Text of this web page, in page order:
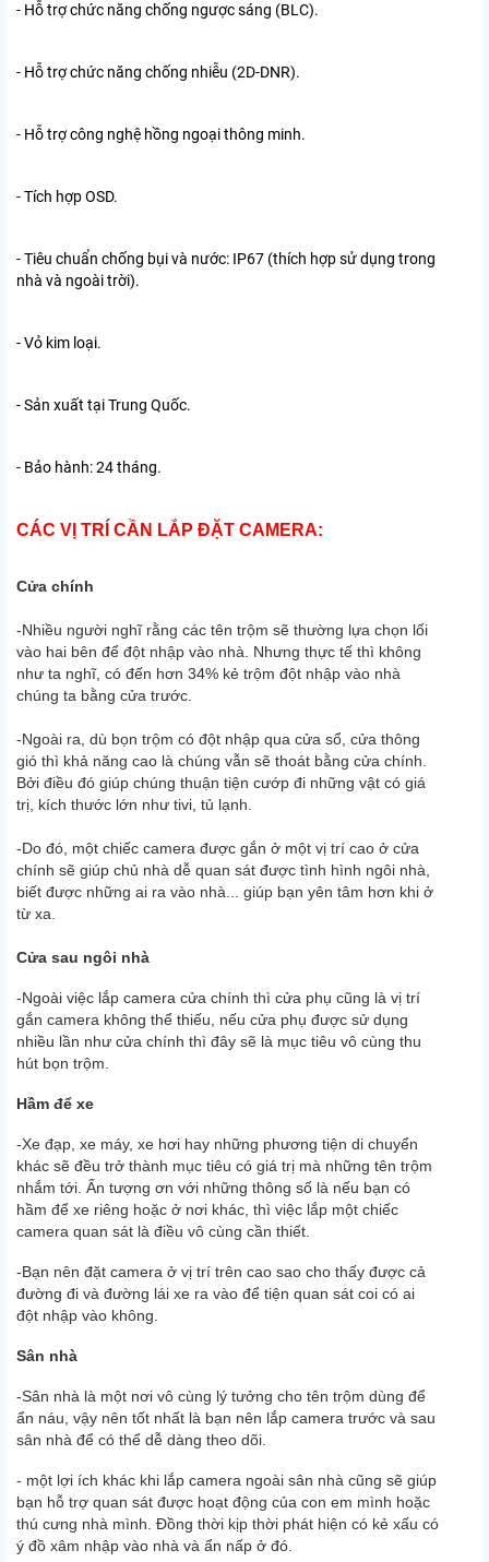
- Hỗ trợ chức năng chống ngược sáng (BLC).
- Hỗ trợ chức năng chống nhiễu (2D-DNR).
- Hỗ trợ công nghệ hồng ngoại thông minh.
- Tích hợp OSD.
- Tiêu chuẩn chống bụi và nước: IP67 (thích hợp sử dụng trong
nhà và ngoài trời).
- Vỏ kim loại.
- Sản xuất tại Trung Quốc.
- Bảo hành: 24 tháng.
CÁC VỊ TRÍ CẦN LẮP ĐẶT CAMERA:
Cửa chính
-Nhiều người nghĩ rằng các tên trộm sẽ thường lựa chọn lối
vào hai bên để đột nhập vào nhà. Nhưng thực tế thì không
như ta nghĩ, có đến hơn 34% kẻ trộm đột nhập vào nhà
chúng ta bằng cửa trước.
-Ngoài ra, dù bọn trộm có đột nhập qua cửa sổ, cửa thông
gió thì khả năng cao là chúng vẫn sẽ thoát bằng cửa chính.
Bởi điều đó giúp chúng thuận tiện cướp đi những vật có giá
trị, kích thước lớn như tivi, tủ lạnh.
-Do đó, một chiếc camera được gắn ở một vị trí cao ở cửa
chính sẽ giúp chủ nhà dễ quan sát được tình hình ngôi nhà,
biết được những ai ra vào nhà... giúp bạn yên tâm hơn khi ở
từ xa.
Cửa sau ngôi nhà
-Ngoài việc lắp camera cửa chính thì cửa phụ cũng là vị trí
gắn camera không thể thiếu, nếu cửa phụ được sử dụng
nhiều lần như cửa chính thì đây sẽ là mục tiêu vô cùng thu
hút bọn trộm.
Hầm để xe
-Xe đạp, xe máy, xe hơi hay những phương tiện di chuyển
khác sẽ đều trở thành mục tiêu có giá trị mà những tên trộm
nhắm tới. Ấn tượng ơn với những thông số là nếu bạn có
hầm để xe riêng hoặc ở nơi khác, thì việc lắp một chiếc
camera quan sát là điều vô cùng cần thiết.
-Bạn nên đặt camera ở vị trí trên cao sao cho thấy được cả
đường đi và đường lái xe ra vào để tiện quan sát coi có ai
đột nhập vào không.
Sân nhà
-Sân nhà là một nơi vô cùng lý tưởng cho tên trộm dùng để
ẩn náu, vậy nên tốt nhất là bạn nên lắp camera trước và sau
sân nhà để có thể dễ dàng theo dõi.
- một lợi ích khác khi lắp camera ngoài sân nhà cũng sẽ giúp
bạn hỗ trợ quan sát được hoạt động của con em mình hoặc
thú cưng nhà mình. Đồng thời kịp thời phát hiện có kẻ xấu có
ý đồ xâm nhập vào nhà và ẩn nấp ở đó.